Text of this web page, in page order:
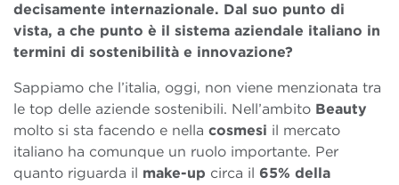
decisamente internazionale. Dal suo punto di
vista, a che punto è il sistema aziendale italiano in
termini di sostenibilità e innovazione?
Sappiamo che l’italia, oggi, non viene menzionata tra
le top delle aziende sostenibili. Nell’ambito Beauty
molto si sta facendo e nella cosmesi il mercato
italiano ha comunque un ruolo importante. Per
quanto riguarda il make-up circa il 65% della